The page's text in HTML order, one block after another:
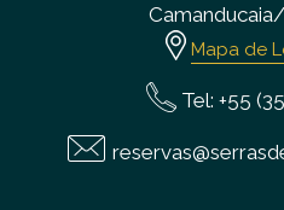
Mapa de
Tel: +55